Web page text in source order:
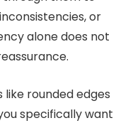
or
alone does not
like rounded edges
specifically want